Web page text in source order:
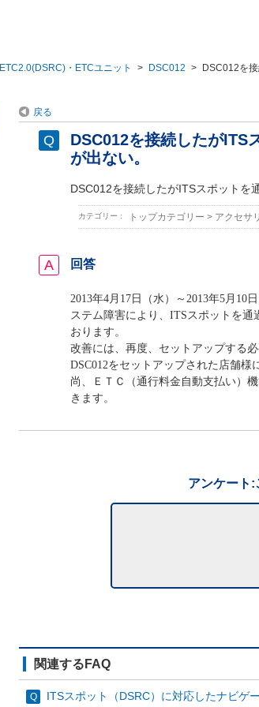
ETC2.0(DSRC)・ETCユニット > DSC012 >
DSC012を
戻る
DSC012を接続したがITS
が出ない。
DSC012を接続したがITSスポットを
カテゴリー : トップカテゴリー > アクセサ
回答
2013年4月17日（水）～2013年5月10
ステム障害により、ITSスポットを
おります。
改善には、再度、セットアップする必
DSC012をセットアップされた店舗様
尚、ＥＴＣ（通行料金自動支払い）
きます。
アンケート
関連するFAQ
ITSスポット（DSRC）に対応したナビゲ